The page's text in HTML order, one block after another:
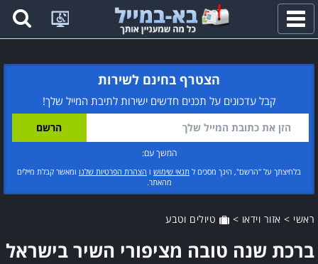
פתח
תפריט
הצטרף בחינם לשירות
קבל עדכונים על תכנים חדשים ישירות לתיבת המייל שלך!
המשך עם:
בלחיצתך על "הרשם", הינך מסכים ל תנאי שימוש ו הצהרת הפרטיות שלנו ומאשר קבלת מיילים
מהאתר.
ראשי > אזור וידאו > טיולים וטבע
ברכת שנה טובה מציפורי השיר בישראל